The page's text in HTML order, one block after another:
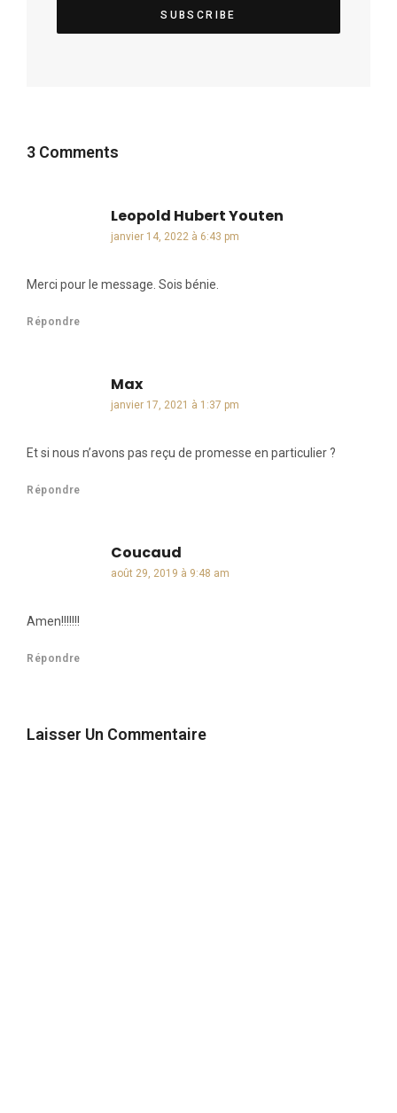
3 Comments
Leopold Hubert Youten
janvier 14, 2022 à 6:43 pm
Merci pour le message. Sois bénie.
Répondre
Maxdit :
janvier 17, 2021 à 1:37 pm
Et si nous n’avons pas reçu de promesse en particulier ?
Répondre
Coucaud
août 29, 2019 à 9:48 am
Amen!!!!!!!
Répondre
Laisser Un Commentaire